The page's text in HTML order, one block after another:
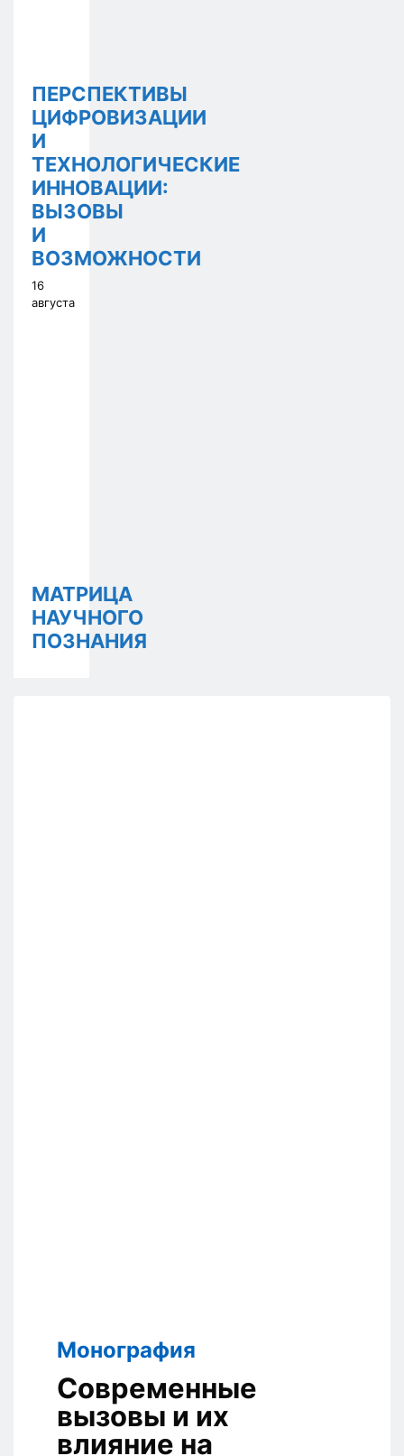
ПЕРСПЕКТИВЫ
ЦИФРОВИЗАЦИИ
И
ТЕХНОЛОГИЧЕСКИЕ
ИННОВАЦИИ:
ВЫЗОВЫ
И
ВОЗМОЖНОСТИ
16
августа
МАТРИЦА
НАУЧНОГО
ПОЗНАНИЯ
Монография
Современные
вызовы и их
влияние на